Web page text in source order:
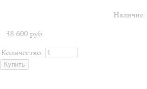
Наличие:
38 600 руб
Количество: